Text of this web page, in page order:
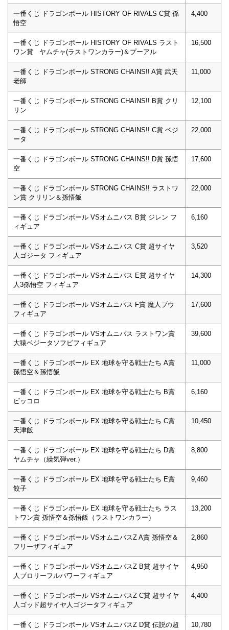
一番くじ ドラゴンボール HISTORY OF RIVALS C賞 孫
悟空
4,400
一番くじ ドラゴンボール HISTORY OF RIVALS ラスト
ワン賞 ヤムチャ(ラストワンカラー)＆プーアル
16,500
一番くじ ドラゴンボール STRONG CHAINS!! A賞 武天
老師
11,000
一番くじ ドラゴンボール STRONG CHAINS!! B賞 クリ
リン
12,100
一番くじ ドラゴンボール STRONG CHAINS!! C賞 ベジ
ータ
22,000
一番くじ ドラゴンボール STRONG CHAINS!! D賞 孫悟
空
17,600
一番くじ ドラゴンボール STRONG CHAINS!! ラストワ
ン賞 クリリン＆孫悟飯
22,000
一番くじ ドラゴンボール VSオムニバス B賞 ジレン フ
ィギュア
6,160
一番くじ ドラゴンボール VSオムニバス C賞 超サイヤ
人ゴジータ フィギュア
3,520
一番くじ ドラゴンボール VSオムニバス E賞 超サイヤ
人3孫悟空 フィギュア
14,300
一番くじ ドラゴンボール VSオムニバス F賞 魔人ブウ
フィギュア
17,600
一番くじ ドラゴンボール VSオムニバス ラストワン賞
大猿ベジータソフビフィギュア
39,600
一番くじ ドラゴンボール EX 地球を守る戦士たち A賞
孫悟空＆孫悟飯
11,000
一番くじ ドラゴンボール EX 地球を守る戦士たち B賞
ピッコロ
6,160
一番くじ ドラゴンボール EX 地球を守る戦士たち C賞
天津飯
10,450
一番くじ ドラゴンボール EX 地球を守る戦士たち D賞
ヤムチャ（繰気弾ver.）
8,800
一番くじ ドラゴンボール EX 地球を守る戦士たち E賞
餃子
9,460
一番くじ ドラゴンボール EX 地球を守る戦士たち ラス
トワン賞 孫悟空＆孫悟飯（ラストワンカラー）
13,200
一番くじ ドラゴンボール VSオムニバスZ A賞 孫悟空＆
フリーザフィギュア
2,860
一番くじ ドラゴンボール VSオムニバスZ B賞 超サイヤ
人ブロリーフルパワーフィギュア
4,950
一番くじ ドラゴンボール VSオムニバスZ C賞 超サイヤ
人ゴッド超サイヤ人ゴジータフィギュア
4,400
一番くじ ドラゴンボール VSオムニバスZ D賞 伝説の超 10,780